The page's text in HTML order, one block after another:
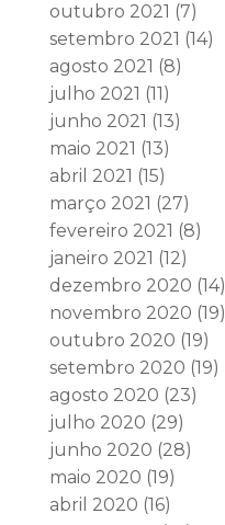
outubro 2021 (7)
setembro 2021 (14)
agosto 2021 (8)
julho 2021 (11)
junho 2021 (13)
maio 2021 (13)
abril 2021 (15)
março 2021 (27)
fevereiro 2021 (8)
janeiro 2021 (12)
dezembro 2020 (14)
novembro 2020 (19)
outubro 2020 (19)
setembro 2020 (19)
agosto 2020 (23)
julho 2020 (29)
junho 2020 (28)
maio 2020 (19)
abril 2020 (16)